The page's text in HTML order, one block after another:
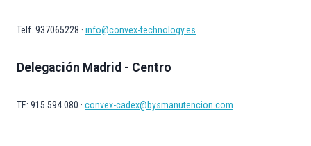
Telf. 937065228 · info@convex-technology.es
Delegación Madrid - Centro
TF.: 915.594.080 · convex-cadex@bysmanutencion.com